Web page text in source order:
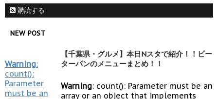
購読する
NEW POST
Warning:
count():
Parameter
must be an
【千葉県・グルメ】本日Nスタで紹介！！ピー
ターパンのメニューまとめ！！
Warning: count(): Parameter must be an
array or an object that implements